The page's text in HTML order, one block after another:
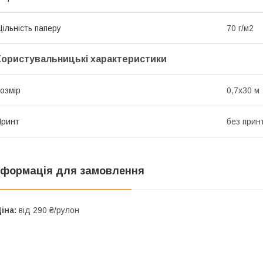
паперу 70 г/м2
характеристики
0,7х30 м
без
для замовлення
від 290 ₴/рулон